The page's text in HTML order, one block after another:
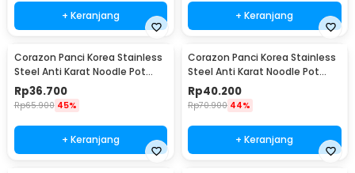
+ Keranjang + Keranjang
Corazon Panci Korea Stainless
Steel Anti Karat Noodle Pot
19cm - KC0408
Rp36.700
Rp65.900 45%
+ Keranjang
Corazon Panci Korea Stainless
Steel Anti Karat Noodle Pot
23cm - KC0408
Rp40.200
Rp70.900 44%
+ Keranjang